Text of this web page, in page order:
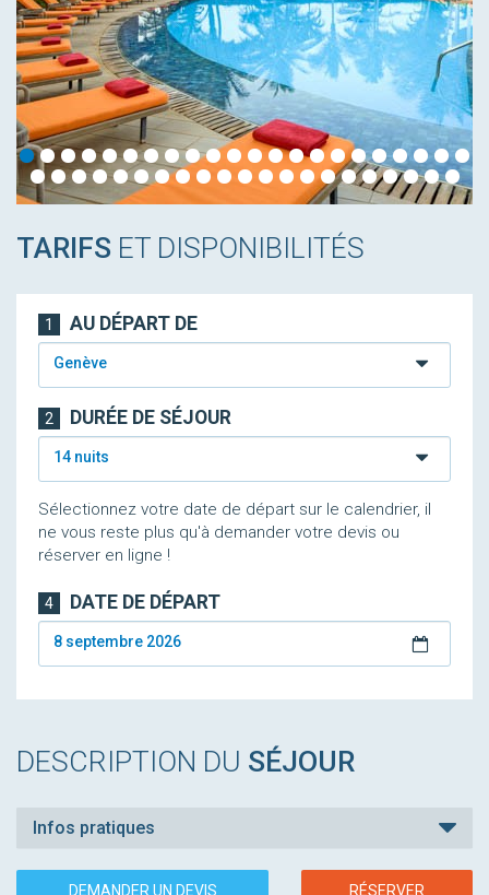
TARIFS ET DISPONIBILITÉS
1 AU DÉPART DE
Genève
2 DURÉE DE SÉJOUR
14 nuits
Sélectionnez votre date de départ sur le calendrier, il
ne vous reste plus qu'à demander votre devis ou
réserver en ligne !
4 DATE DE DÉPART
8 septembre 2026
DESCRIPTION DU SÉJOUR
Infos pratiques
DEMANDER UN DEVIS
RÉSERVER